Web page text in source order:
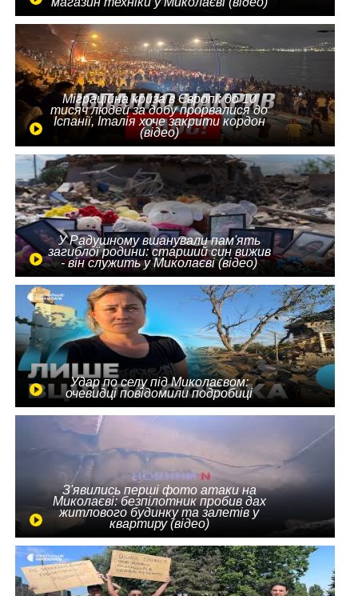
Міграційна криза в Європі: до 10
тисяч людей за добу прорвалися до
Іспанії, Італія хоче закрити кордон
(відео)
У Радушному вшанували пам'ять
загиблої родини: старший син вижив
- він служить у Миколаєві (відео)
Удар по селу під Миколаєвом:
очевидці повідомили подробиці
З'явились перші фото атаки на
Миколаєві: безпілотник пробив дах
житлового будинку та залетів у
квартиру (відео)